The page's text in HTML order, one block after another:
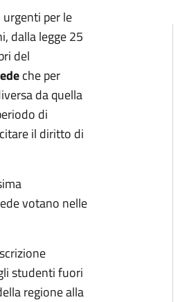
per le
dalla legge 25
del
che per
da quella
di
il diritto di
votano nelle
studenti fuori
regione alla